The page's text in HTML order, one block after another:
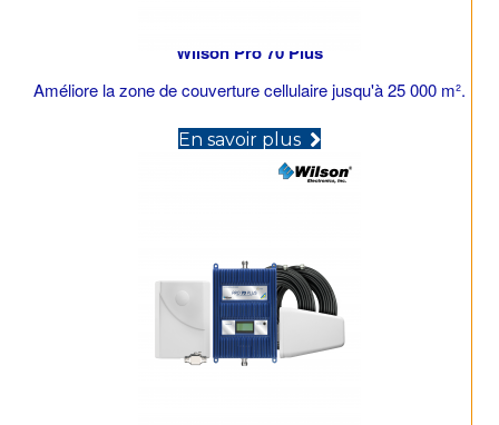
Wilson Pro 70 Plus
Améliore la zone de couverture cellulaire jusqu'à 25 000 m².
En savoir plus (opens in new tab)